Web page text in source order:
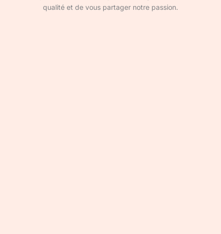
qualité et de vous partager notre passion.